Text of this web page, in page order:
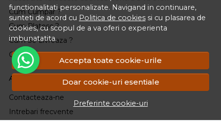
functionalitati personalizate. Navigand in continuare,
sunteti de acord cu Politica de cookies si cu plasarea de
cookies, cu scopul de a va oferi o experienta
imbunatatita.
Accepta toate cookie-urile
Doar cookie-uri esentiale
Preferinte cookie-uri
Cum Cumpar ?
Cum Platesc ?
Cum Se Livreaza ?
Cosul meu
ASISTENTA
Contacteaza-ne
Intrebari frecvente